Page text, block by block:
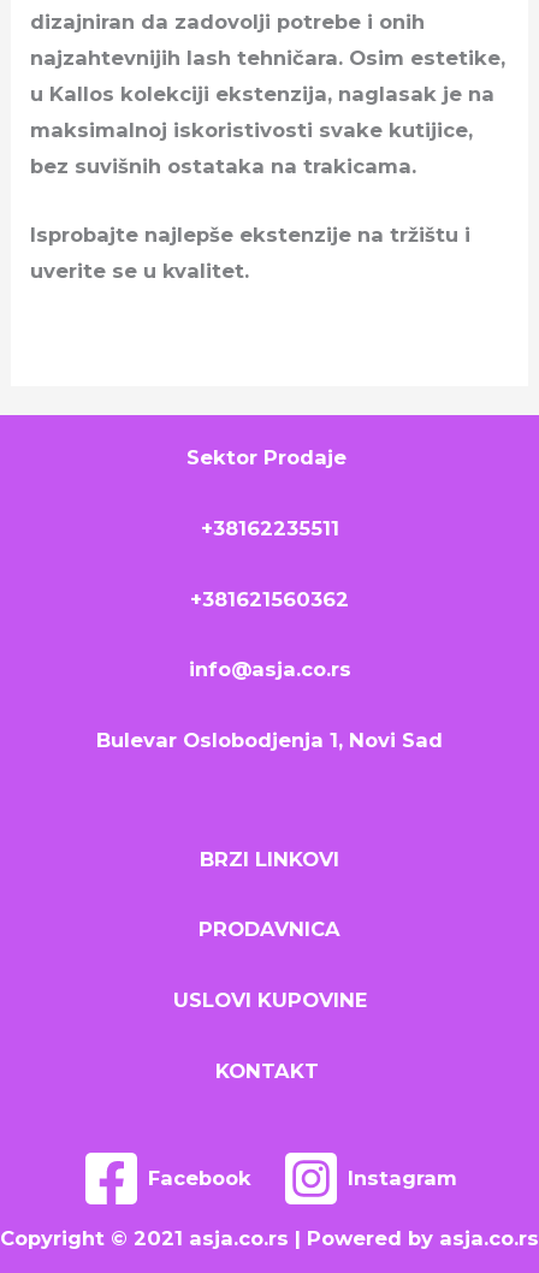
dizajniran da zadovolji potrebe i onih
najzahtevnijih lash tehničara. Osim estetike,
u Kallos kolekciji ekstenzija, naglasak je na
maksimalnoj iskoristivosti svake kutijice,
bez suvišnih ostataka na trakicama.
Isprobajte najlepše ekstenzije na tržištu i
uverite se u kvalitet.
Sektor Prodaje
+38162235511
+381621560362
info@asja.co.rs
Bulevar Oslobodjenja 1, Novi Sad
BRZI LINKOVI
PRODAVNICA
USLOVI KUPOVINE
KONTAKT
Facebook Instagram
Copyright © 2021 asja.co.rs | Powered by asja.co.rs